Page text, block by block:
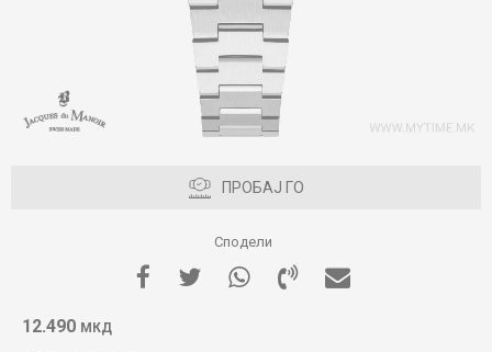
ПРОБАЈ ГО
Сподели
12.490 МКД